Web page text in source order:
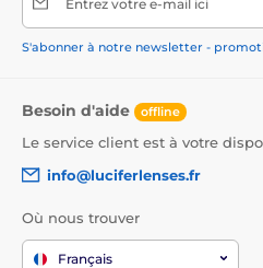
Entrez votre e-mail ici
S'abonner à notre newsletter -
Besoin d'aide offline
Le service client est à votre
info@luciferlenses.fr
Où nous trouver
Français